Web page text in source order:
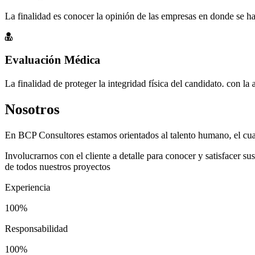
La finalidad es conocer la opinión de las empresas en donde se
Evaluación Médica
La finalidad de proteger la integridad física del candidato. con la
Nosotros
En BCP Consultores estamos orientados al talento humano, el
Involucrarnos con el cliente a detalle para conocer y satisfacer
de todos nuestros proyectos
Experiencia
100%
Responsabilidad
100%